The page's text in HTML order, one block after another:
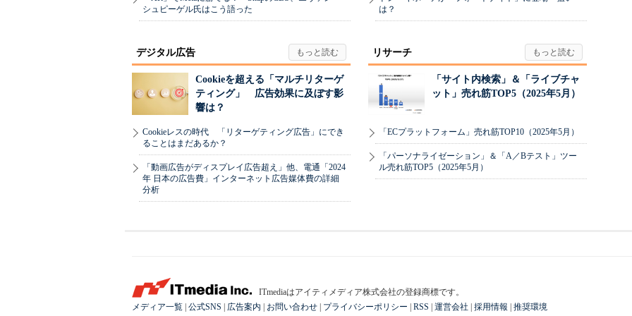
シュピーゲル氏はこう語った
は？
デジタル広告
Cookieを超える「マルチリターゲ
ティング」 広告効果に及ぼす影
響は？
Cookieレスの時代 「リターゲティング広告」にでき
ることはまだあるか？
「動画広告がディスプレイ広告超え」他、電通「2024
年 日本の広告費」インターネット広告媒体費の詳細
分析
リサーチ
「サイト内検索」＆「ライブチャ
ット」売れ筋TOP5（2025年5月）
「ECプラットフォーム」売れ筋TOP10（2025年5月）
「パーソナライゼーション」＆「A／Bテスト」ツー
ル売れ筋TOP5（2025年5月）
ITmediaはアイティメディア株式会社の登録商標です。
メディア一覧 公式SNS 広告案内 お問い合わせ プライバシーポリシー RSS 運営会社 採用情報 推奨環境